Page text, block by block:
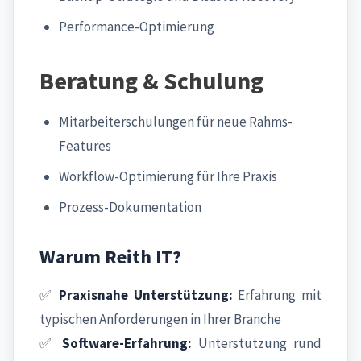
Performance-Optimierung
Beratung & Schulung
Mitarbeiterschulungen für neue Rahms-
Features
Workflow-Optimierung für Ihre Praxis
Prozess-Dokumentation
Warum Reith IT?
✅ Praxisnahe Unterstützung: Erfahrung mit
typischen Anforderungen in Ihrer Branche
✅ Software-Erfahrung: Unterstützung rund